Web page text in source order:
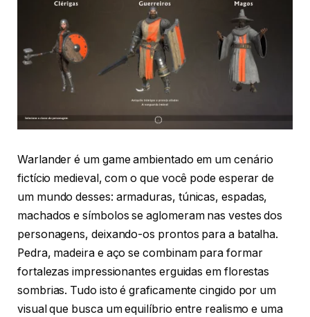
Warlander é um game ambientado em um cenário
fictício medieval, com o que você pode esperar de
um mundo desses: armaduras, túnicas, espadas,
machados e símbolos se aglomeram nas vestes dos
personagens, deixando-os prontos para a batalha.
Pedra, madeira e aço se combinam para formar
fortalezas impressionantes erguidas em florestas
sombrias. Tudo isto é graficamente cingido por um
visual que busca um equilíbrio entre realismo e uma